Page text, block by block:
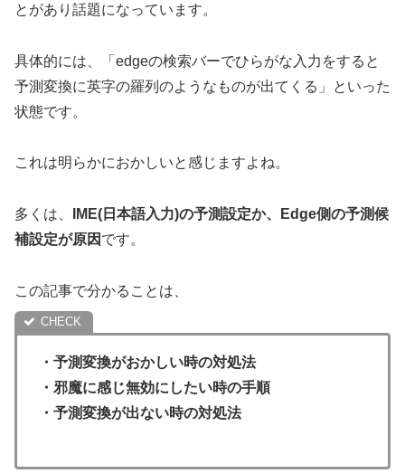
とがあり話題になっています。
具体的には、「edgeの検索バーでひらがな入力をすると
予測変換に英字の羅列のようなものが出てくる」といった
状態です。
これは明らかにおかしいと感じますよね。
多くは、
IME(日本語入力)の予測設定か、Edge側の予測候
補設定が原因 です。
この記事で分かることは、
・予測変換がおかしい時の対処法
・邪魔に感じ無効にしたい時の手順
・予測変換が出ない時の対処法